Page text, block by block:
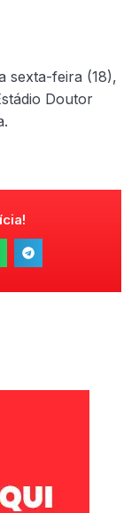
sexta-feira (18),
Doutor